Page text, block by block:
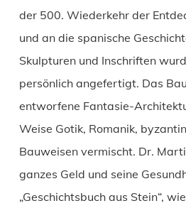
der 500. Wiederkehr der
und an die spanische
Skulpturen und Inschriften
persönlich angefertigt. Das
entworfene Fantasie-
Weise Gotik, Romanik,
Bauweisen vermischt. Dr.
ganzes Geld und seine
„Geschichtsbuch aus Stein“,